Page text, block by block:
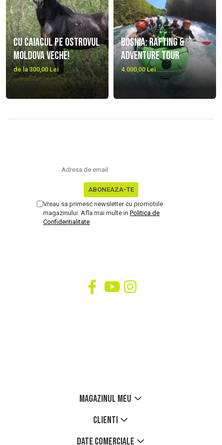
Cu caiacul pe Ostrovul
Moldova Veche!
de la 300,00 Lei
Bosnia: Rafting &
Adventure Tour
4.000,00 Lei
Vreau sa primesc newsletter cu promotiile
magazinului. Afla mai multe in Politica de
Confidentialitate
MAGAZINUL MEU
CLIENTI
DATE COMERCIALE